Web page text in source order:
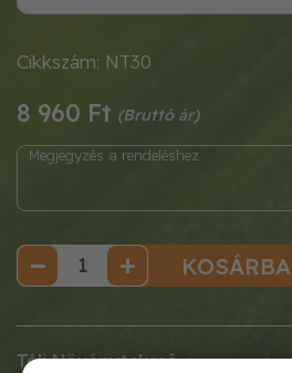
Cikkszám: NT30
8 960 Ft
KOSÁRBA
Téli Növénytakaró